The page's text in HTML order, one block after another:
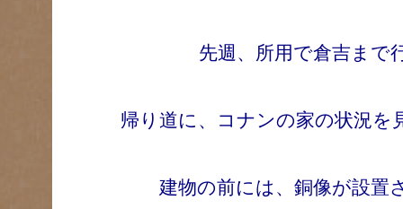
先週、所用で倉吉まで
帰り道に、コナンの家の状況
建物の前には、銅像が設置